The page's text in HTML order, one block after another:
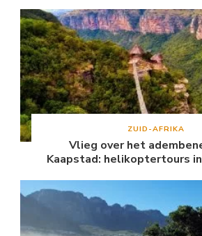
ZUID-AFRIKA
Vlieg over het
Kaapstad: helikoptertours